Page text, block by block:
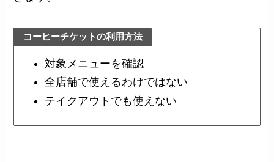
コーヒーチケットの利用方法
対象メニューを確認
全店舗で使えるわけではない
テイクアウトでも使えない